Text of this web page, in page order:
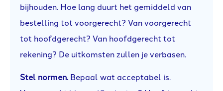
bijhouden. Hoe lang duurt het gemiddeld van
bestelling tot voorgerecht? Van voorgerecht
tot hoofdgerecht? Van hoofdgerecht tot
rekening? De uitkomsten zullen je verbasen.
Stel normen. Bepaal wat acceptabel is.